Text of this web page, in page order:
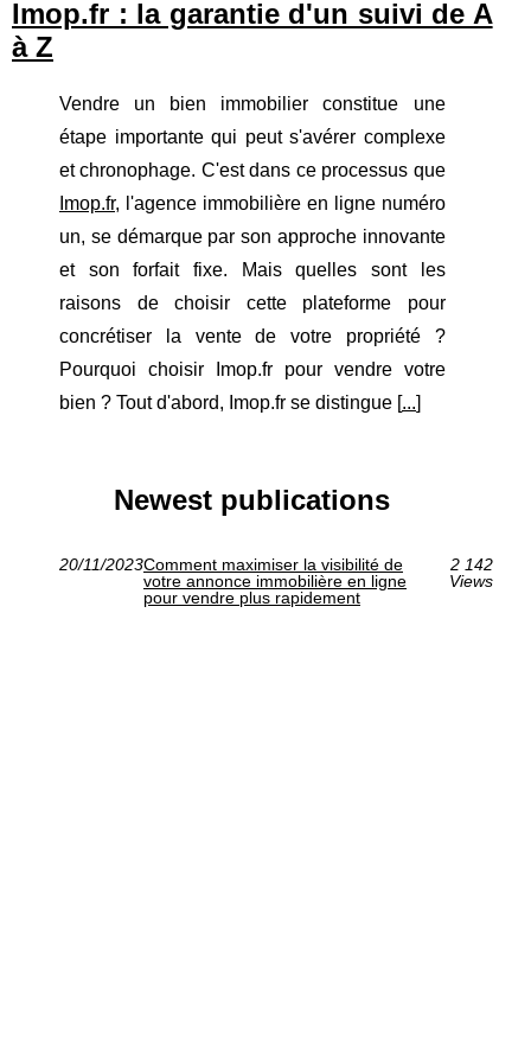
Imop.fr : la garantie d'un suivi de A
à Z
Vendre un bien immobilier constitue une
étape importante qui peut s'avérer complexe
et chronophage. C'est dans ce processus que
Imop.fr, l'agence immobilière en ligne numéro
un, se démarque par son approche innovante
et son forfait fixe. Mais quelles sont les
raisons de choisir cette plateforme pour
concrétiser la vente de votre propriété ?
Pourquoi choisir Imop.fr pour vendre votre
bien ? Tout d'abord, Imop.fr se distingue [...]
Newest publications
20/11/2023Comment maximiser la visibilité de
votre annonce immobilière en ligne
pour vendre plus rapidement
2 142
Views